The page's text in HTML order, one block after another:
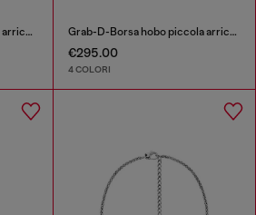
Grab-D-Borsa hobo grande arricciata Grab-D-Borsa hobo piccola arricciata
€295.00
4 COLORI